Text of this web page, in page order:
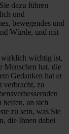
dazu führen
und
bewegendes und
Würde, und mit
wirklich wichtig ist,
Menschen hat, die
Gedanken hat er
verbracht, zu
helfen, an sich
zu sein, was Sie
die Ihnen dabei